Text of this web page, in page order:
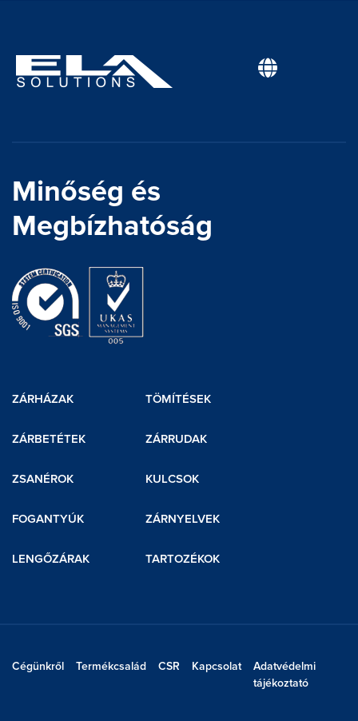
Minőség és
Megbízhatóság
ZÁRHÁZAK
ZÁRBETÉTEK
ZSANÉROK
FOGANTYÚK
LENGŐZÁRAK
TÖMÍTÉSEK
ZÁRRUDAK
KULCSOK
ZÁRNYELVEK
TARTOZÉKOK
Cégünkről Termékcsalád CSR Kapcsolat
Adatvédelmi
tájékoztató